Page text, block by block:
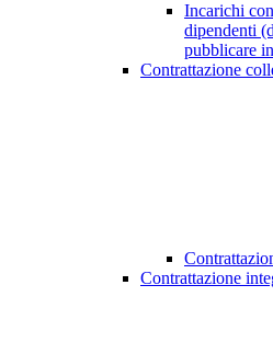
Incarichi
dipendenti
pubblicare
Contrattazione
Contrattazione